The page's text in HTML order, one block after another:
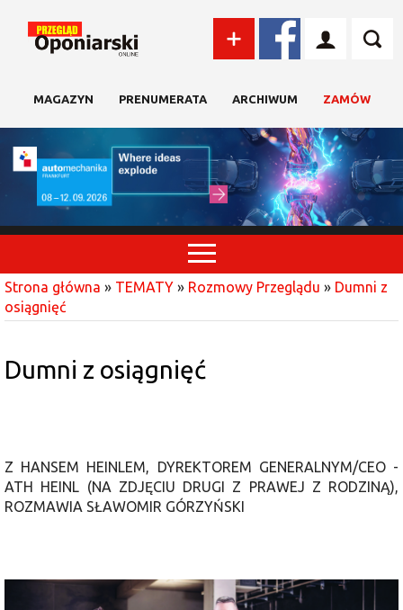
MAGAZYN PRENUMERATA ARCHIWUM ZAMÓW
Strona główna » TEMATY » Rozmowy Przeglądu » Dumni z
osiągnięć
Dumni z osiągnięć
Z HANSEM HEINLEM, DYREKTOREM GENERALNYM/CEO -
ATH HEINL (NA ZDJĘCIU DRUGI Z PRAWEJ Z RODZINĄ),
ROZMAWIA SŁAWOMIR GÓRZYŃSKI